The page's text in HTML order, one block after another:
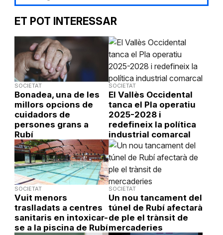
ET POT INTERESSAR
SOCIETAT
Bonadea, una de les
millors opcions de
cuidadors de
persones grans a
Rubí
SOCIETAT
El Vallès Occidental
tanca el Pla operatiu
2025-2028 i
redefineix la política
industrial comarcal
SOCIETAT
Vuit menors
traslladats a centres
sanitaris en intoxicar-
se a la piscina de Rubí
SOCIETAT
Un nou tancament del
túnel de Rubí afectarà
de ple el trànsit de
mercaderies